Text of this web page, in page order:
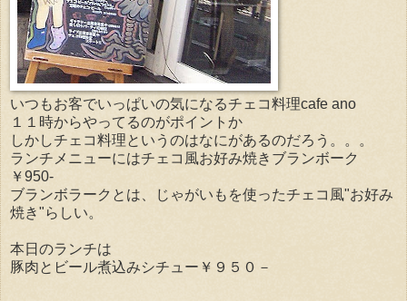
いつもお客でいっぱいの気になるチェコ料理cafe ano
１１時からやってるのがポイントか
しかしチェコ料理というのはなにがあるのだろう。。。
ランチメニューにはチェコ風お好み焼きブランボーク
￥950-
ブランボラークとは、じゃがいもを使ったチェコ風"お好み
焼き"らしい。
本日のランチは
豚肉とビール煮込みシチュー￥９５０－